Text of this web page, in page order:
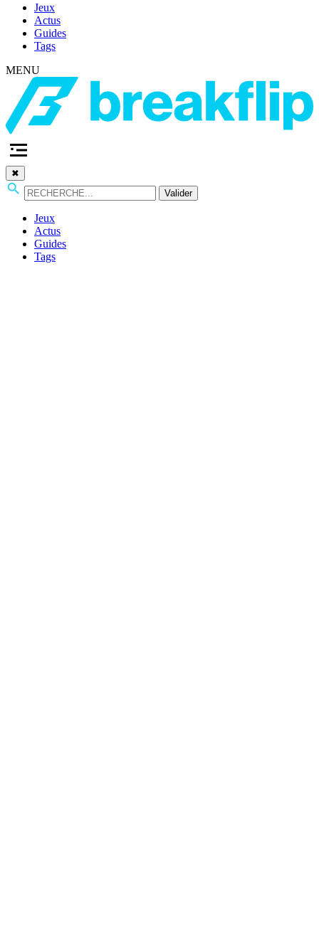
Jeux
Actus
Guides
Tags
MENU
✖
Valider
Jeux
Actus
Guides
Tags